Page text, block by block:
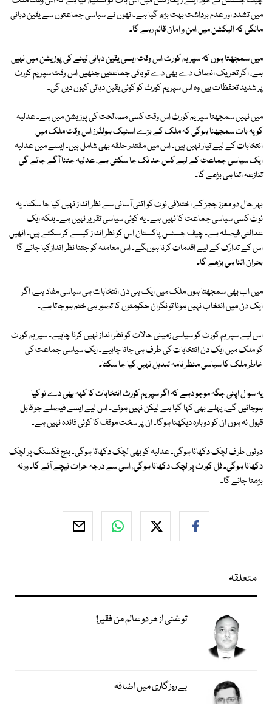
میں تشدد اور عدم برداشت بہت بڑھ گیا ہے۔انھوں نے سیاسی جماعتوں سے یقین دہانی
مانگی کہ الیکشن میں امن و امان قائم رہے گا۔
میں سمجھتا ہوں کہ سپریم کورٹ اس وقت ایسی یقین دہانی لینے کی پوزیشن میں نہیں
ہے، اگر تحریک انصاف دے بھی دے تو باقی جماعتیں جنھیں اس وقت سپریم کورٹ
پر شدید تحفظات ہیں وہ اس سپریم کورٹ کو کوئی یقین دہانی کیوں دیں گی۔
میں نہیں سمجھتا سپریم کورٹ اس وقت کسی مصالحت کی پوزیشن میں ہے۔ عدلیہ
کو یہ بات سمجھنا ہوگی کہ ملک کے بڑے اسٹیک ہولڈرز اس وقت ملک میں
انتخابات کے لیے تیار نہیں ہیں۔ اس میں مقتدر حلقہ بھی شامل ہیں۔ ایسے میں عدلیہ
ایک سیاسی جماعت کے لیے کس حد تک جا سکتی ہے، عدلیہ جتنا آگے جائے گی
تنازعہ اتنا ہی بڑھے گا۔
بہر حال دو معزز ججز کے اختلافی نوٹ کو اتنی آسانی سے نظر انداز نہیں کیا جا سکتا۔ یہ
نوٹ کسی سیاسی جماعت کا نہیں ہے۔ یہ کوئی سیاسی تقریر نہیں ہے۔ بلکہ ایک
عدالتی فیصلہ ہے۔ چیف جسٹس پاکستان اس کو نظر انداز کیسے کر سکتے ہیں۔ انھیں
اس کے تدارک کے لیے اقدمات کرنا ہوںگے۔ اس معاملہ کو جتنا نظر اندازکیا جائے گا
بحران اتنا ہی بڑھے گا۔
میں اب بھی سمجھتا ہوں ملک میں ایک ہی دن انتخابات ہی سیاسی مفاد ہے، اگر
ایک دن میں انتخاب نہیں ہونا تو نگران حکومتوں کا تصور ہی ختم ہو جاتا ہے۔
اس لیے سپریم کورٹ کو سیاسی زمینی حالات کو نظر انداز نہیں کرنا چاہیے۔ سپریم کورٹ
کو ملک میں ایک دن انتخابات کی طرف ہی جانا چاہیے۔ ایک سیاسی جماعت کی
خاطر ملک کا سیاسی منظر نامہ تبدیل نہیں کیا جا سکتا۔
یہ سوال اپنی جگہ موجو دہے کہ اگر سپریم کورٹ انتخابات کا کہہ بھی دے تو کیا
ہوجائیں گے، پہلے بھی کہا گیا ہے لیکن نہیں ہوئے۔ اس لیے ایسے فیصلے جو قابل
قبول نہ ہوں ان کو دوبارہ دیکھنا ہوگا۔ ان پر سخت موقف کا کوئی فائدہ نہیں ہے۔
دونوں طرف لچک دکھانا ہوگی۔ عدلیہ کو بھی لچک دکھانا ہوگی۔ بنچ فکسنگ پر لچک
دکھانا ہوگی۔ فل کورٹ پر لچک دکھانا ہوگی، اسی سے درجہ حرات نیچے آئے گا۔ ورنہ
بڑھتا جائے گا۔
متعلقہ
تو غنی از ھر دو عالم من فقیر!
بے روزگاری میں اضافہ